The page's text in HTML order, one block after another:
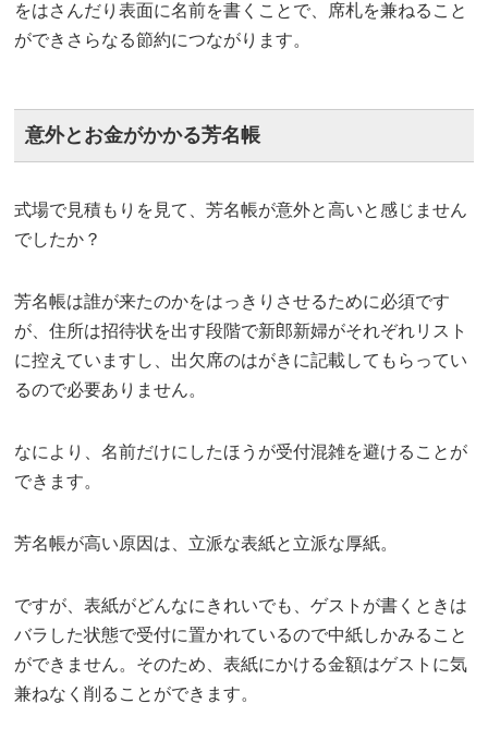
をはさんだり表面に名前を書くことで、席札を兼ねること
ができさらなる節約につながります。
意外とお金がかかる芳名帳
式場で見積もりを見て、芳名帳が意外と高いと感じません
でしたか？
芳名帳は誰が来たのかをはっきりさせるために必須です
が、住所は招待状を出す段階で新郎新婦がそれぞれリスト
に控えていますし、出欠席のはがきに記載してもらってい
るので必要ありません。
なにより、名前だけにしたほうが受付混雑を避けることが
できます。
芳名帳が高い原因は、立派な表紙と立派な厚紙。
ですが、表紙がどんなにきれいでも、ゲストが書くときは
バラした状態で受付に置かれているので中紙しかみること
ができません。そのため、表紙にかける金額はゲストに気
兼ねなく削ることができます。